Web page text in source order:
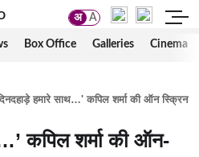
अ A
Box Office Galleries Cinema
हमारे साथ…' कपिल शर्मा की ऑन स्क्रिन
कपिल शर्मा की ऑन-